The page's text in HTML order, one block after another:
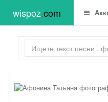
wispoz.com